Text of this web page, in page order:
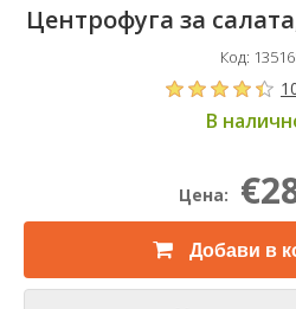
Центрофуга за
Код:
В
Цена:
Добави в